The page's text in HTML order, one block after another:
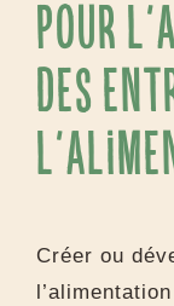
pour
des
Créer ou